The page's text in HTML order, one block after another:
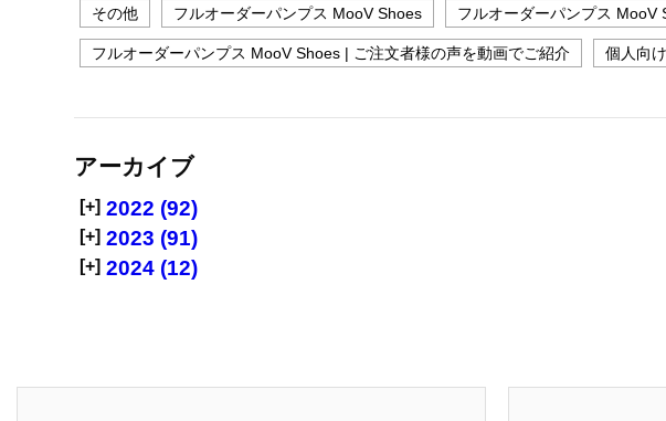
その他 フルオーダーパンプス MooV Shoes フルオーダーパンプス MooV
フルオーダーパンプス MooV Shoes | ご注文者様の声を動画でご紹介 個人向
アーカイブ
[+] 2022 (92)
[+] 2023 (91)
[+] 2024 (12)